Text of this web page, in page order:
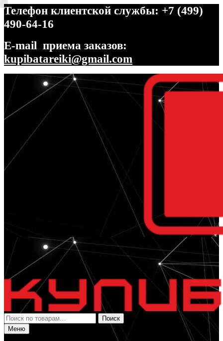
Телефон клиентской службы: +7 (499)
490-64-16
E-mail приема заказов:
kupibatareiki@gmail.com
Перейти
навигации
Перейти
содержимому
Искать:
Поиск
Меню